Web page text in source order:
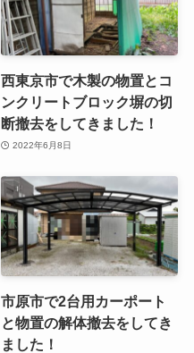
西東京市で木製の物置とコ
ンクリートブロック塀の切
断撤去をしてきました！
2022年6月8日
市原市で2台用カーポート
と物置の解体撤去をしてき
ました！